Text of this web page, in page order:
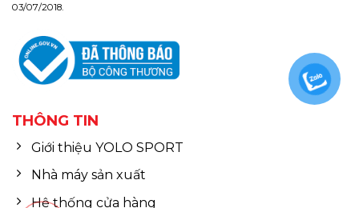
03/07/2018.
THÔNG TIN
Giới thiệu YOLO SPORT
Nhà máy sản xuất
Hệ thống cửa hàng